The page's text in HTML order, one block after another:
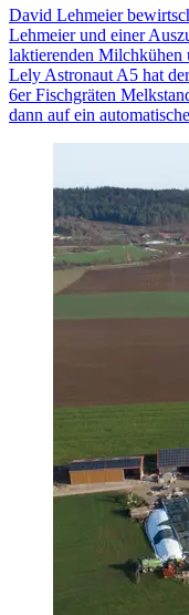
David Lehmeier
Lehmeier und einer
laktierenden Milchkühen
Lely Astronaut A5 hat
6er Fischgräten
dann auf ein